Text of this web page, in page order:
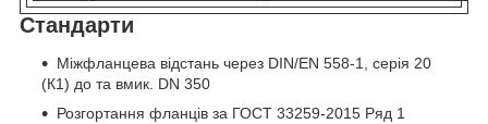
Стандарти
Міжфланцева відстань через DIN/EN 558-1, серія 20
(К1) до та вмик. DN 350
Розгортання фланців за ГОСТ 33259-2015 Ряд 1